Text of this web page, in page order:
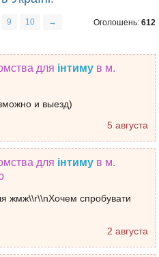
Оголошень: 612
9 10
→
для інтиму в м.
и выезд)
5 августа
для інтиму в м.
жмж\\r\\nХочем спробувати
2 августа